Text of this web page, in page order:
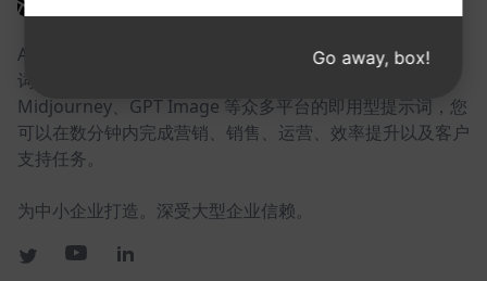
AIPRM 是一款提示词管理工具，也是一个社区驱动的提示
词库。借助面向 ChatGPT、Claude、Gemini、
Midjourney、GPT Image 等众多平台的即用型提示词，您
可以在数分钟内完成营销、销售、运营、效率提升以及客户
支持任务。
为中小企业打造。深受大型企业信赖。
Go away, box!